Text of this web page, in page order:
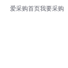
爱采购首页我要采购